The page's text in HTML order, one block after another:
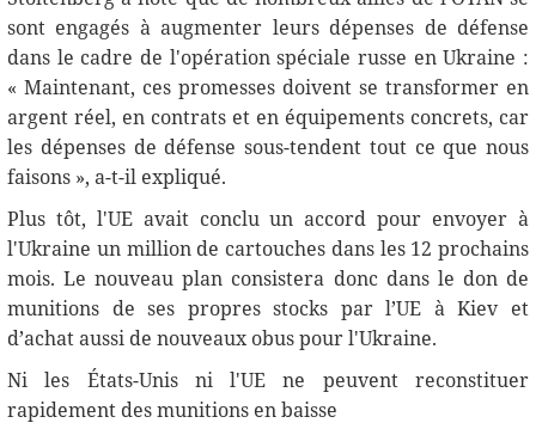
sont engagés à augmenter leurs dépenses de défense
dans le cadre de l'opération spéciale russe en Ukraine :
« Maintenant, ces promesses doivent se transformer en
argent réel, en contrats et en équipements concrets, car
les dépenses de défense sous-tendent tout ce que nous
faisons », a-t-il expliqué.
Plus tôt, l'UE avait conclu un accord pour envoyer à
l'Ukraine un million de cartouches dans les 12 prochains
mois. Le nouveau plan consistera donc dans le don de
munitions de ses propres stocks par l’UE à Kiev et
d’achat aussi de nouveaux obus pour l'Ukraine.
Ni les États-Unis ni l'UE ne peuvent reconstituer
rapidement des munitions en baisse